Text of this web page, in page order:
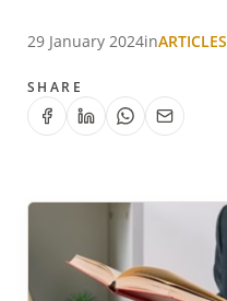
29 January 2024inARTICLES
SHARE